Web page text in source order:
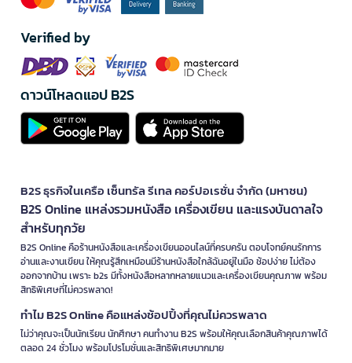
Verified by
ดาวน์โหลดแอป B2S
B2S ธุรกิจในเครือ เซ็นทรัล รีเทล คอร์ปอเรชั่น จำกัด (มหาชน)
B2S Online แหล่งรวมหนังสือ เครื่องเขียน และแรงบันดาลใจ
สำหรับทุกวัย
B2S Online คือร้านหนังสือและเครื่องเขียนออนไลน์ที่ครบครัน ตอบโจทย์คนรักการ
อ่านและงานเขียน ให้คุณรู้สึกเหมือนมีร้านหนังสือใกล้ฉันอยู่ในมือ ช้อปง่าย ไม่ต้อง
ออกจากบ้าน เพราะ b2s มีทั้งหนังสือหลากหลายแนวและเครื่องเขียนคุณภาพ พร้อม
สิทธิพิเศษที่ไม่ควรพลาด!
ทำไม B2S Online คือแหล่งช้อปปิ้งที่คุณไม่ควรพลาด
ไม่ว่าคุณจะเป็นนักเรียน นักศึกษา คนทำงาน B2S พร้อมให้คุณเลือกสินค้าคุณภาพได้
ตลอด 24 ชั่วโมง พร้อมโปรโมชั่นและสิทธิพิเศษมากมาย